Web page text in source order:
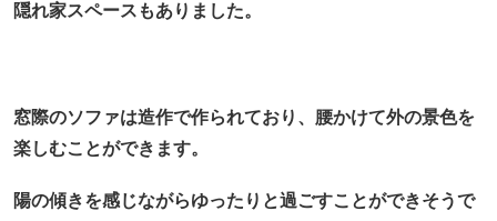
隠れ家スペースもありました。
窓際のソファは造作で作られており、 腰かけて外の景色を
楽しむことができます。
陽の傾きを感じながらゆったりと過ごすことができそうで